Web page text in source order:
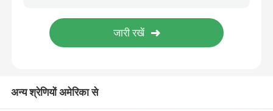
अन्य श्रेणियों अमेरिका से